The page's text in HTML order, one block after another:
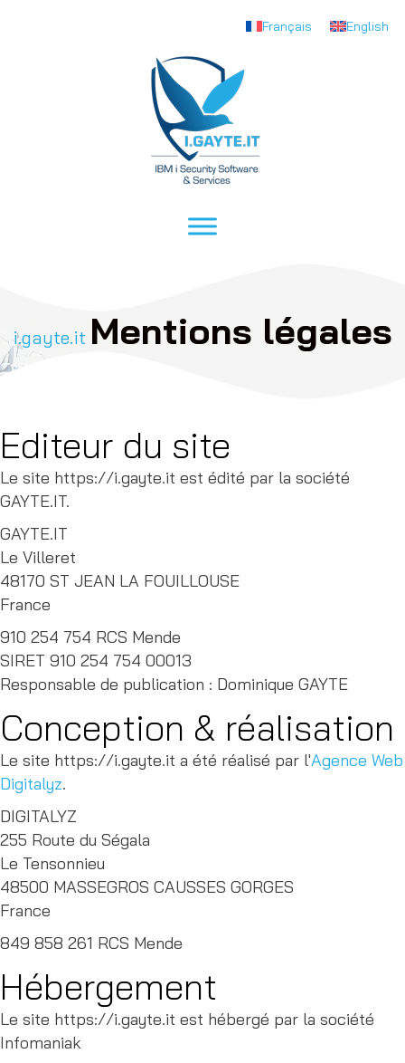
Français English
i.gayte.it Mentions légales
Editeur du site
Le site https://i.gayte.it est édité par la société
GAYTE.IT.
GAYTE.IT
Le Villeret
48170 ST JEAN LA FOUILLOUSE
France
910 254 754 RCS Mende
SIRET 910 254 754 00013
Responsable de publication : Dominique GAYTE
Conception & réalisation
Le site https://i.gayte.it a été réalisé par l'Agence Web
Digitalyz.
DIGITALYZ
255 Route du Ségala
Le Tensonnieu
48500 MASSEGROS CAUSSES GORGES
France
849 858 261 RCS Mende
Hébergement
Le site https://i.gayte.it est hébergé par la société
Infomaniak